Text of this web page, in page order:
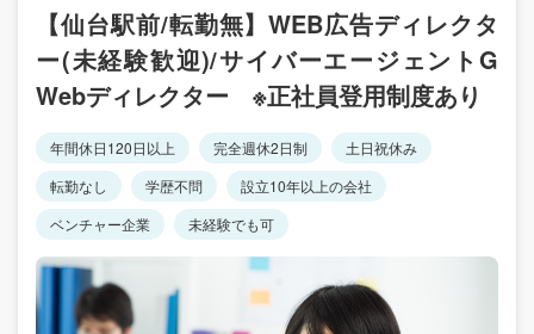
【仙台駅前/転勤無】WEB広告ディレクタ
ー(未経験歓迎)/サイバーエージェントG
Webディレクター ※正社員登用制度あり
年間休日120日以上 完全週休2日制
土日祝休み
転勤なし
学歴不問
設立10年以上の会社
ベンチャー企業
未経験でも可